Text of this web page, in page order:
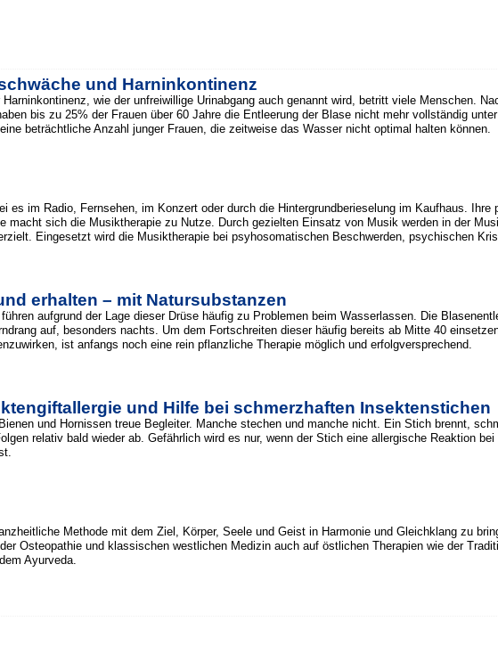
und Harninkontinenz
wie der unfreiwillige Urinabgang auch genannt wird, betritt viele Menschen.
bis zu 25% der Frauen über 60 Jahre die Entleerung der Blase nicht mehr vollständig
beträchtliche Anzahl junger Frauen, die zeitweise das Wasser nicht optimal halten können.
es im Radio, Fernsehen, im Konzert oder durch die Hintergrundberieselung im Kaufhaus. Ihre
macht sich die Musiktherapie zu Nutze. Durch gezielten Einsatz von Musik werden in der
Eingesetzt wird die Musiktherapie bei psyhosomatischen Beschwerden, psychischen
erhalten – mit Natursubstanzen
aufgrund der Lage dieser Drüse häufig zu Problemen beim Wasserlassen. Die
auf, besonders nachts. Um dem Fortschreiten dieser häufig bereits ab Mitte 40
ist anfangs noch eine rein pflanzliche Therapie möglich und erfolgversprechend.
und Hilfe bei schmerzhaften Insektenstichen
und Hornissen treue Begleiter. Manche stechen und manche nicht. Ein Stich brennt,
relativ bald wieder ab. Gefährlich wird es nur, wenn der Stich eine allergische Reaktion bei
Methode mit dem Ziel, Körper, Seele und Geist in Harmonie und Gleichklang zu
Osteopathie und klassischen westlichen Medizin auch auf östlichen Therapien wie der
Ayurveda.